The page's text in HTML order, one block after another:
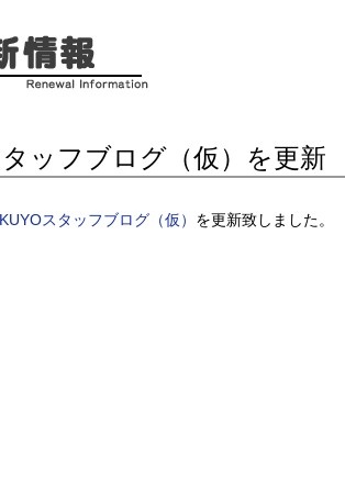
ッフブログ（仮）を更新
スタッフブログ（仮） を更新致しました。